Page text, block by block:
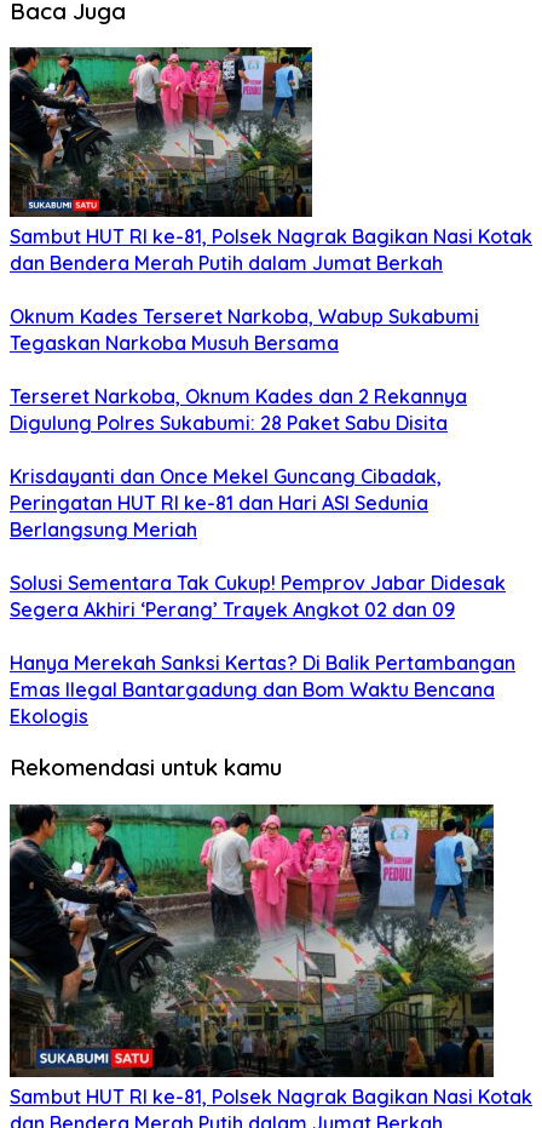
Baca Juga
Sambut HUT RI ke-81, Polsek Nagrak Bagikan Nasi Kotak
dan Bendera Merah Putih dalam Jumat Berkah
Oknum Kades Terseret Narkoba, Wabup Sukabumi
Tegaskan Narkoba Musuh Bersama
Terseret Narkoba, Oknum Kades dan 2 Rekannya
Digulung Polres Sukabumi: 28 Paket Sabu Disita
Krisdayanti dan Once Mekel Guncang Cibadak,
Peringatan HUT RI ke-81 dan Hari ASI Sedunia
Berlangsung Meriah
Solusi Sementara Tak Cukup! Pemprov Jabar Didesak
Segera Akhiri ‘Perang’ Trayek Angkot 02 dan 09
Hanya Merekah Sanksi Kertas? Di Balik Pertambangan
Emas Ilegal Bantargadung dan Bom Waktu Bencana
Ekologis
Rekomendasi untuk kamu
Sambut HUT RI ke-81, Polsek Nagrak Bagikan Nasi Kotak
dan Bendera Merah Putih dalam Jumat Berkah